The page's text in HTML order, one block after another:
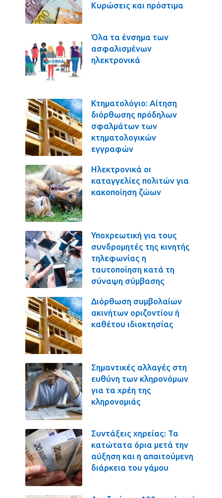
Κυρώσεις και πρόστιμα
Όλα τα ένσημα των
ασφαλισμένων
ηλεκτρονικά
Κτηματολόγιο: Αίτηση
διόρθωσης πρόδηλων
σφαλμάτων των
κτηματολογικών
εγγραφών
Ηλεκτρονικά οι
καταγγελίες πολιτών για
κακοποίηση ζώων
Υποχρεωτική για τους
συνδρομητές της κινητής
τηλεφωνίας η
ταυτοποίηση κατά τη
σύναψη σύμβασης
Διόρθωση συμβολαίων
ακινήτων οριζοντίου ή
καθέτου ιδιοκτησίας
Σημαντικές αλλαγές στη
ευθύνη των κληρονόμων
για τα χρέη της
κληρονομιάς
Συντάξεις χηρείας: Τα
κατώτατα όρια μετά την
αύξηση και η απαιτούμενη
διάρκεια του γάμου